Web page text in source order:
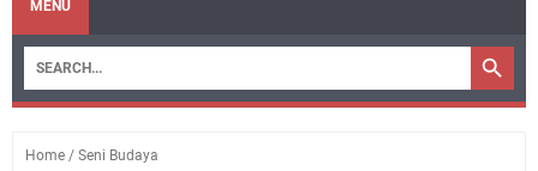
MENU
Home / Seni Budaya